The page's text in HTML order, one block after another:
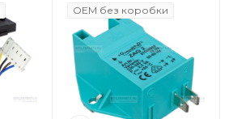
OEM без коробки